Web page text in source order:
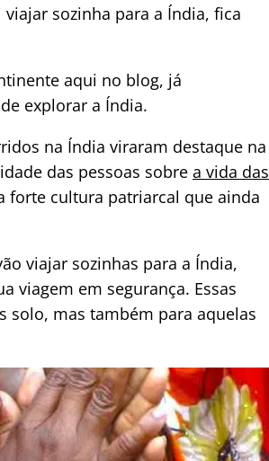
sozinha para a Índia, fica
aqui no blog, já
explorar a Índia.
na Índia viraram destaque na
das pessoas sobre a vida das
forte cultura patriarcal que ainda
viajar sozinhas para a Índia,
viagem em segurança. Essas
solo, mas também para aquelas